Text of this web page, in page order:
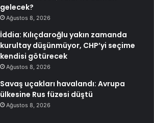
gelecek?
Ağustos 8, 2026
İddia: Kılıçdaroğlu yakın zamanda
kurultay düşünmüyor, CHP’yi seçime
kendisi götürecek
Ağustos 8, 2026
Savaş uçakları havalandı: Avrupa
ülkesine Rus füzesi düştü
Ağustos 8, 2026